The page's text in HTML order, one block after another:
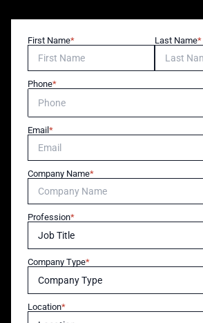
First Name Last Name
Phone
Email
Company Name
Profession
Company Type
Location